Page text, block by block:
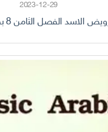
2023-12-29
الاسد الفصل الثامن 8 بقلم شيماء عبده